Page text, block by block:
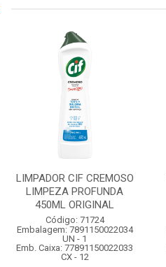
LIMPADOR CIF CREMOSO
LIMPEZA PROFUNDA
450ML ORIGINAL
Código: 71724
Embalagem: 7891150022034
UN - 1
Emb. Caixa: 77891150022033
CX - 12